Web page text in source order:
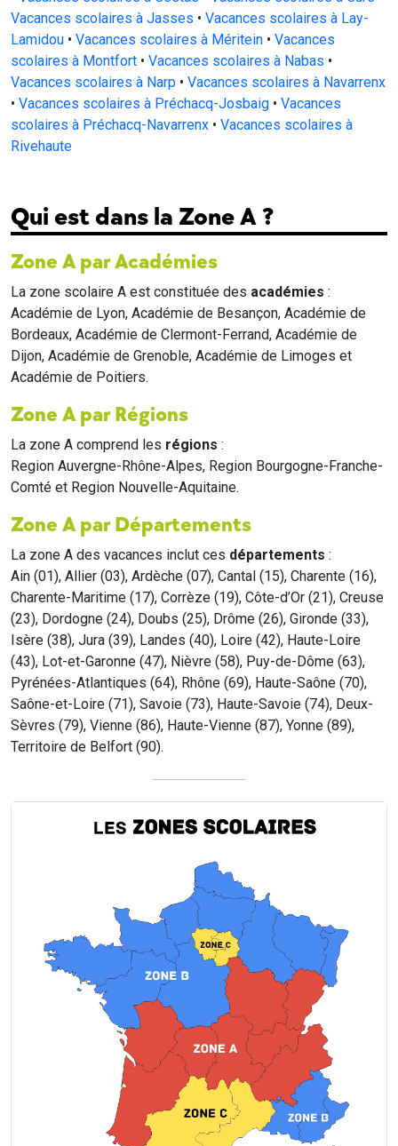
Vacances scolaires à Jasses • Vacances scolaires à Lay-
Lamidou • Vacances scolaires à Méritein • Vacances
scolaires à Montfort • Vacances scolaires à Nabas •
Vacances scolaires à Narp • Vacances scolaires à Navarrenx
• Vacances scolaires à Préchacq-Josbaig • Vacances
scolaires à Préchacq-Navarrenx • Vacances scolaires à
Rivehaute
Qui est dans la Zone A ?
Zone A par Académies
La zone scolaire A est constituée des académies :
Académie de Lyon, Académie de Besançon, Académie de
Bordeaux, Académie de Clermont-Ferrand, Académie de
Dijon, Académie de Grenoble, Académie de Limoges et
Académie de Poitiers.
Zone A par Régions
La zone A comprend les régions :
Region Auvergne-Rhône-Alpes, Region Bourgogne-Franche-
Comté et Region Nouvelle-Aquitaine.
Zone A par Départements
La zone A des vacances inclut ces départements :
Ain (01), Allier (03), Ardèche (07), Cantal (15), Charente (16),
Charente-Maritime (17), Corrèze (19), Côte-d’Or (21), Creuse
(23), Dordogne (24), Doubs (25), Drôme (26), Gironde (33),
Isère (38), Jura (39), Landes (40), Loire (42), Haute-Loire
(43), Lot-et-Garonne (47), Nièvre (58), Puy-de-Dôme (63),
Pyrénées-Atlantiques (64), Rhône (69), Haute-Saône (70),
Saône-et-Loire (71), Savoie (73), Haute-Savoie (74), Deux-
Sèvres (79), Vienne (86), Haute-Vienne (87), Yonne (89),
Territoire de Belfort (90).